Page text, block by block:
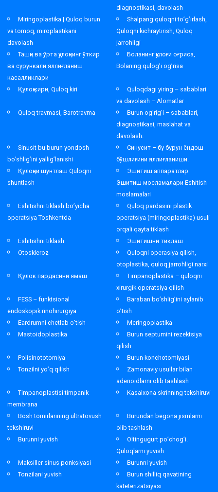
diagnostikasi, davolash
Miringoplastika | Quloq burun
va tomoq, miroplastikani
davolash
Shalpang quloqni to’g’irlash,
Quloqni kichraytirish, Quloq
jarrohligi
Ташқи ва ўрта қулоқнинг ўткир
ва сурункали яллиғланиш
касалликлари
Боланинг қулоғи оғриса,
Bolaning qulog’i og’risa
Қулоқ кири, Quloq kiri
Quloqdagi yiring – sabablari
va davolash – Alomatlar
Quloq travmasi, Barotravma
Burun og’rig’i – sabablari,
diagnostikasi, maslahat va
davolash.
Sinusit bu burun yondosh
bo’shlig’ini yallig’lanishi
Синусит – бу бурун ёндош
бўшлиғини яллиғланиши.
Қулоқни шунтлаш Quloqni
shuntlash
Эшитиш аппаратлар
Эшитиш мосламалари Eshitish
moslamalari
Eshitishni tiklash bo’yicha
operatsiya Toshkentda
Quloq pardasini plastik
operatsiya (miringoplastika) usuli
orqali qayta tiklash
Eshitishni tiklash
Эшитишни тиклаш
Otoskleroz
Quloqni operasiya qilish,
otoplastika, quloq jarrohligi narxi
Қулок пардасини ямаш
Timpanoplastika – quloqni
xirurgik operatsiya qilish
FESS – funktsional
endoskopik rinohirurgiya
Baraban bo’shlig’ini aylanib
o’tish
Eardrumni chetlab o’tish
Meringoplastika
Mastoidoplastika
Burun septumini rezektsiya
qilish
Polisinototomiya
Burun konchotomiyasi
Tonzilni yo’q qilish
Zamonaviy usullar bilan
adenoidlarni olib tashlash
Timpanoplastisi timpanik
membrana
Kasalxona skrinning tekshiruvi
Bosh tomirlarining ultratovush
tekshiruvi
Burundan begona jismlarni
olib tashlash
Burunni yuvish
Oltingugurt po’chog’i.
Quloqlarni yuvish
Maksiller sinus ponksiyasi
Burunni yuvish
Tonzilani yuvish
Burun shilliq qavatining
kateterizatsiyasi